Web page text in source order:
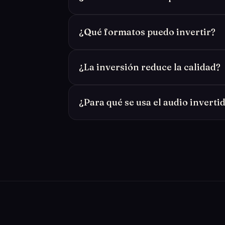
¿Qué formatos puedo invertir?
¿La inversión reduce la calidad?
¿Para qué se usa el audio